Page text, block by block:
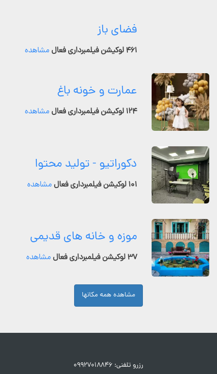
فضای باز
۴۶۱ لوکیشن فیلمبرداری فعال مشاهده
عمارت و خونه باغ
۱۲۴ لوکیشن فیلمبرداری فعال مشاهده
دکوراتیو - تولید محتوا
۱۰۱ لوکیشن فیلمبرداری فعال مشاهده
موزه و خانه های قدیمی
۳۷ لوکیشن فیلمبرداری فعال مشاهده
مشاهده همه مکانها
رزرو تلفنی: ۰۹۹۲۷۰۱۸۸۴۶